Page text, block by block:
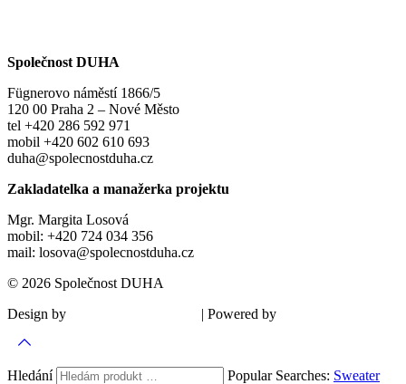
Společnost DUHA
Fügnerovo náměstí 1866/5
120 00 Praha 2 – Nové Město
tel +420 286 592 971
mobil +420 602 610 693
duha@spolecnostduha.cz
Zakladatelka a manažerka projektu
Mgr. Margita Losová
mobil: +420 724 034 356
mail: losova@spolecnostduha.cz
© 2026 Společnost DUHA
Design by
| Powered by
Hledání Popular Searches: Sweater